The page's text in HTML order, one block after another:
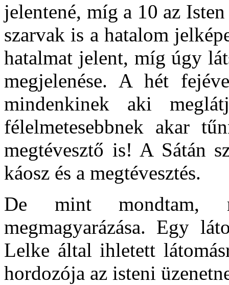
jelentené, míg a 10 az
szarvak is a hatalom
hatalmat jelent, míg úgy
megjelenése. A hét
mindenkinek aki
félelmetesebbnek akar
megtévesztő is! A Sátán
káosz és a megtévesztés.
De mint mondtam,
megmagyarázása. Egy
Lelke által ihletett
hordozója az isteni